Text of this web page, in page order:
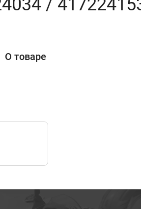
/
О товаре